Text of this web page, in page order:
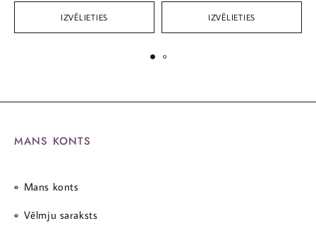
IZVĒLIETIES IZVĒLIETIES
MANS KONTS
Mans konts
Vēlmju saraksts